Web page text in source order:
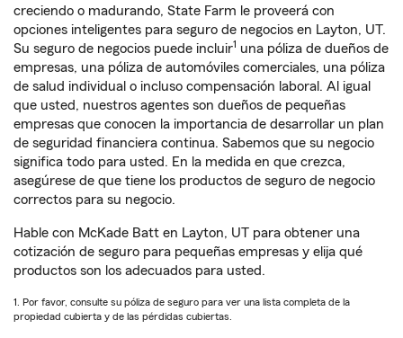
creciendo o madurando, State Farm le proveerá con
opciones inteligentes para seguro de negocios en Layton, UT.
Su seguro de negocios puede incluir1 una póliza de dueños de
empresas, una póliza de automóviles comerciales, una póliza
de salud individual o incluso compensación laboral. Al igual
que usted, nuestros agentes son dueños de pequeñas
empresas que conocen la importancia de desarrollar un plan
de seguridad financiera continua. Sabemos que su negocio
significa todo para usted. En la medida en que crezca,
asegúrese de que tiene los productos de seguro de negocio
correctos para su negocio.
Hable con McKade Batt en Layton, UT para obtener una
cotización de seguro para pequeñas empresas y elija qué
productos son los adecuados para usted.
1. Por favor, consulte su póliza de seguro para ver una lista completa de la
propiedad cubierta y de las pérdidas cubiertas.